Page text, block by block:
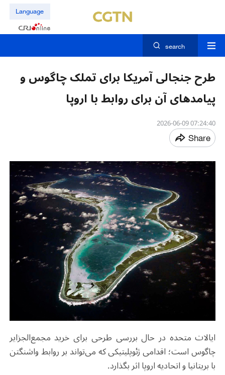
Language
search
طرح جنجالی آمریکا برای تملک چاگوس و
پیامدهای آن برای روابط با اروپا
07:24:40 2026-06-09
Share
ایالات متحده در حال بررسی طرحی برای خرید مجمع‌الجزایر
چاگوس است؛ اقدامی ژئوپلیتیکی که می‌تواند بر روابط واشنگتن
با بریتانیا و اتحادیه اروپا اثر بگذارد.